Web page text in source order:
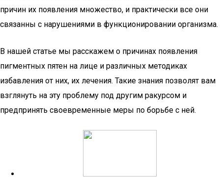
причин их появления множество, и практически все они
связанны с нарушениями в функционировании организма.
В нашей статье мы расскажем о причинах появления
пигментных пятен на лице и различных методиках
избавления от них, их лечения. Такие знания позволят вам
взглянуть на эту проблему под другим ракурсом и
предпринять своевременные меры по борьбе с ней.